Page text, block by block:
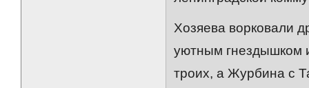
Хозяева ворковали
уютным гнездышком
троих, а Журбина с